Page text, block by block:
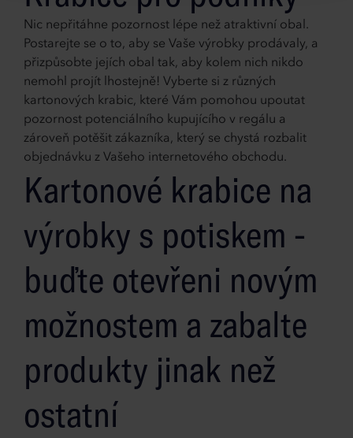
Nic nepřitáhne pozornost lépe než atraktivní obal.
Postarejte se o to, aby se Vaše výrobky prodávaly, a
přizpůsobte jejích obal tak, aby kolem nich nikdo
nemohl projít lhostejně! Vyberte si z různých
kartonových krabic, které Vám pomohou upoutat
pozornost potenciálního kupujícího v regálu a
zároveň potěšit zákazníka, který se chystá rozbalit
objednávku z Vašeho internetového obchodu.
Kartonové krabice na
výrobky s potiskem -
buďte otevřeni novým
možnostem a zabalte
produkty jinak než
ostatní